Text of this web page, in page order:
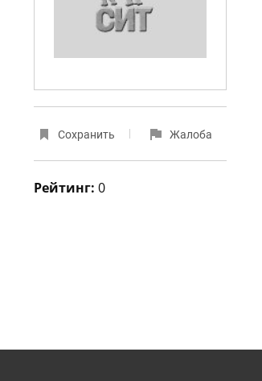
Сохранить Жалоба
Рейтинг: 0